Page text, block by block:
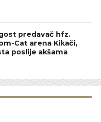
predavač hfz.
Cat arena Kikači,
poslije akšama